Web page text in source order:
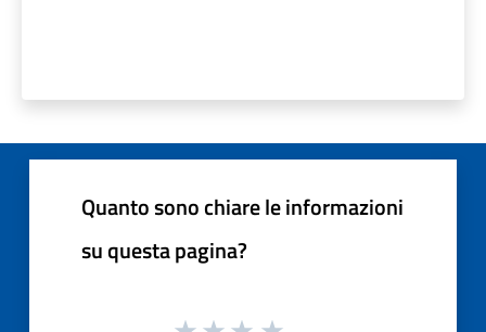
Quanto sono chiare le informazioni
su questa pagina?